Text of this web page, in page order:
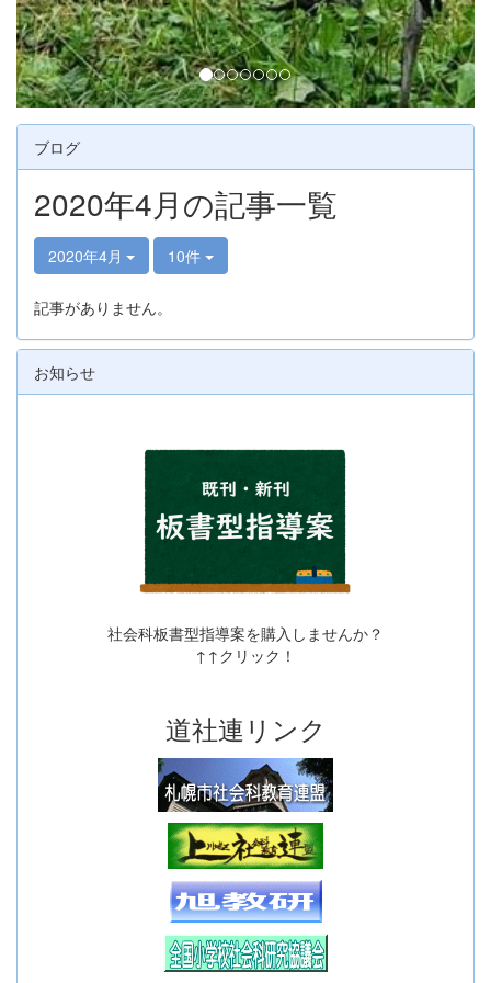
ブログ
2020年4月の記事一覧
2020年4月 10件
記事がありません。
お知らせ
社会科板書型指導案を購入しませんか？
↑↑クリック！
道社連リンク